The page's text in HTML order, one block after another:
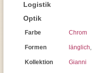
Logistik
Optik
Farbe Chrom
Formen länglich,
Kollektion Gianni